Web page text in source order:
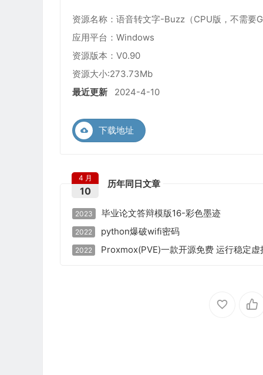
资源名称：语音转文字-Buzz（CPU版，不需要
应用平台：Windows
资源版本：V0.90
资源大小:273.73Mb
最近更新
2024-4-10
下载地址
历年同日文章
4 月
10
2023 毕业论文答辩模版16-彩色墨迹
2022 python爆破wifi密码
2022 Proxmox(PVE)一款开